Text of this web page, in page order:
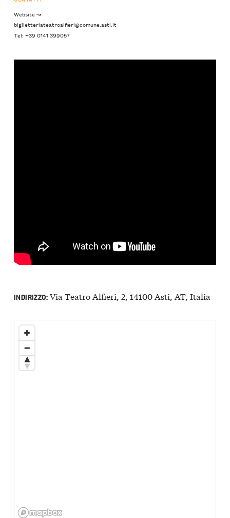
Website ↝
biglietteriateatroalfieri@comune.asti.it
Tel: +39 0141 399057
INDIRIZZO:Via Teatro Alfieri, 2, 14100 Asti, AT, Italia